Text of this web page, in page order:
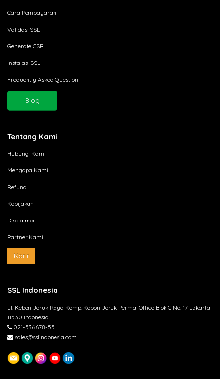
Cara Pembayaran
Validasi SSL
Generate CSR
Instalasi SSL
Frequently Asked Question
Blog
Tentang Kami
Hubungi Kami
Mengapa Kami
Refund
Kebijakan
Disclaimer
Partner Kami
Karir
SSL Indonesia
Jl. Kebon Jeruk Raya Komp. Kebon Jeruk Permai Office Blok C No. 17 Jakarta
11530 Indonesia
021-536678-55
sales@sslindonesia.com